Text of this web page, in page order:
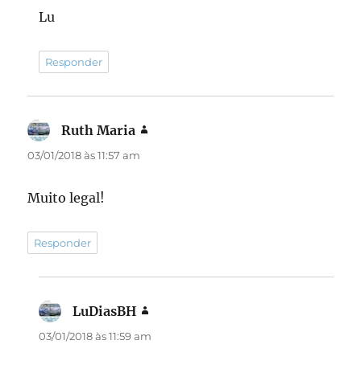
Lu
Responder
Ruth Maria
03/01/2018 às 11:57 am
Muito legal!
Responder
LuDiasBH
03/01/2018 às 11:59 am